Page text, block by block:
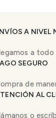
A NIVEL
a todo
SEGURO
de
AL
o